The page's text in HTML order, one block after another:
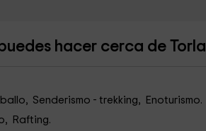
hacer cerca de Torla
Senderismo - trekking, Enoturismo.
Rafting.